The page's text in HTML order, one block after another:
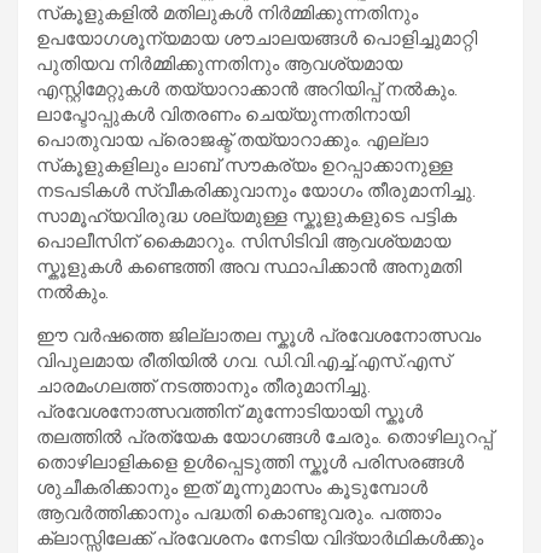
സ്‌കൂളുകളിൽ മതിലുകൾ നിർമ്മിക്കുന്നതിനും
ഉപയോഗശൂന്യമായ ശൗചാലയങ്ങൾ പൊളിച്ചുമാറ്റി
പുതിയവ നിർമ്മിക്കുന്നതിനും ആവശ്യമായ
എസ്റ്റിമേറ്റുകൾ തയ്യാറാക്കാൻ അറിയിപ്പ് നൽകും.
ലാപ്ടോപ്പുകൾ വിതരണം ചെയ്യുന്നതിനായി
പൊതുവായ പ്രൊജക്ട് തയ്യാറാക്കും. എല്ലാ
സ്‌കൂളുകളിലും ലാബ് സൗകര്യം ഉറപ്പാക്കാനുള്ള
നടപടികൾ സ്വീകരിക്കുവാനും യോഗം തീരുമാനിച്ചു.
സാമൂഹ്യവിരുദ്ധ ശല്യമുള്ള സ്കൂളുകളുടെ പട്ടിക
പൊലീസിന് കൈമാറും. സിസിടിവി ആവശ്യമായ
സ്കൂളുകൾ കണ്ടെത്തി അവ സ്ഥാപിക്കാൻ അനുമതി
നൽകും.
ഈ വര്‍ഷത്തെ ജില്ലാതല സ്കൂള്‍ പ്രവേശനോത്സവം
വിപുലമായ രീതിയില്‍ ഗവ. ഡി.വി.എച്ച്.എസ്.എസ്
ചാരമംഗലത്ത് നടത്താനും തീരുമാനിച്ചു.
പ്രവേശനോത്സവത്തിന് മുന്നോടിയായി സ്കൂൾ
തലത്തിൽ പ്രത്യേക യോഗങ്ങൾ ചേരും. തൊഴിലുറപ്പ്
തൊഴിലാളികളെ ഉൾപ്പെടുത്തി സ്കൂൾ പരിസരങ്ങൾ
ശുചീകരിക്കാനും ഇത് മൂന്നുമാസം കൂടുമ്പോൾ
ആവർത്തിക്കാനും പദ്ധതി കൊണ്ടുവരും. പത്താം
ക്ലാസ്സിലേക്ക് പ്രവേശനം നേടിയ വിദ്യാർഥികൾക്കും